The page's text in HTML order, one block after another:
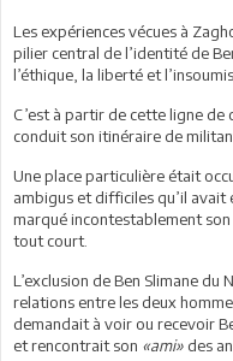
Les expériences vécues à
pilier central de l’identité de
l’éthique, la liberté et
C’est à partir de cette ligne de
conduit son itinéraire de
Une place particulière était
ambigus et difficiles qu’il
marqué incontestablement
tout court.
L’exclusion de Ben Slimane du
relations entre les deux
demandait à voir ou recevoir
et rencontrait son «ami» des